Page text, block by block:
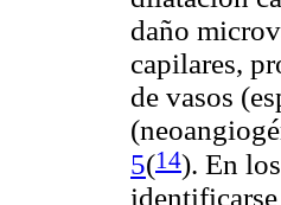
daño
capilares,
de vasos
5(14). En